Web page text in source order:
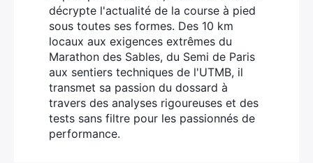
décrypte l'actualité de la course à pied
sous toutes ses formes. Des 10 km
locaux aux exigences extrêmes du
Marathon des Sables, du Semi de Paris
aux sentiers techniques de l'UTMB, il
transmet sa passion du dossard à
travers des analyses rigoureuses et des
tests sans filtre pour les passionnés de
performance.